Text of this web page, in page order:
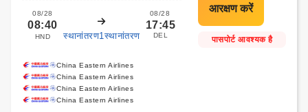
08/28
08:40
HND स्थानांतरण1स्थानांतरण
08/28
17:45
DEL पासपोर्ट आवश्यक है
China Eastern Airlines
China Eastern Airlines
China Eastern Airlines
China Eastern Airlines